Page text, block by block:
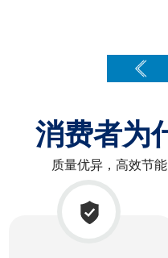
消费者为
质量优异，高效节